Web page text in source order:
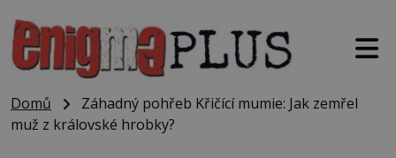
Domů
Záhadný pohřeb Křičící mumie: Jak zemřel
muž z královské hrobky?